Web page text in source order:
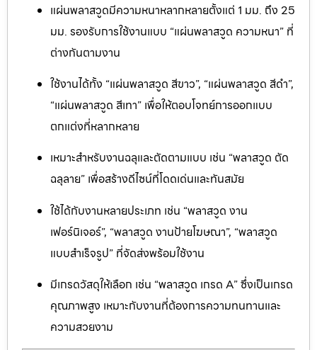
แผ่นพลาสวูดมีความหนาหลากหลายตั้งแต่ 1 มม. ถึง 25
มม. รองรับการใช้งานแบบ “แผ่นพลาสวูด ความหนา” ที่
ต่างกันตามงาน
ใช้งานได้ทั้ง “แผ่นพลาสวูด สีขาว”, “แผ่นพลาสวูด สีดำ”,
“แผ่นพลาสวูด สีเทา” เพื่อให้ตอบโจทย์การออกแบบ
ตกแต่งที่หลากหลาย
เหมาะสำหรับงานฉลุและตัดตามแบบ เช่น “พลาสวูด ตัด
ฉลุลาย” เพื่อสร้างดีไซน์ที่โดดเด่นและทันสมัย
ใช้ได้กับงานหลายประเภท เช่น “พลาสวูด งาน
เฟอร์นิเจอร์”, “พลาสวูด งานป้ายโฆษณา”, “พลาสวูด
แบบสำเร็จรูป” ที่จัดส่งพร้อมใช้งาน
มีเกรดวัสดุให้เลือก เช่น “พลาสวูด เกรด A” ซึ่งเป็นเกรด
คุณภาพสูง เหมาะกับงานที่ต้องการความทนทานและ
ความสวยงาม